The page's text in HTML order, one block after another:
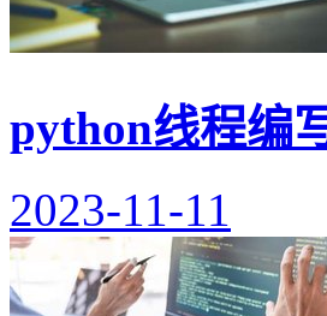
python线程编
2023-11-11